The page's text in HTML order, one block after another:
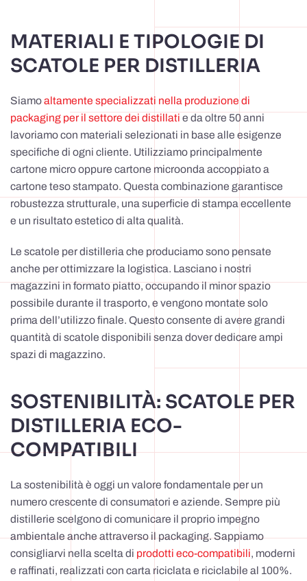
MATERIALI E TIPOLOGIE DI
SCATOLE PER DISTILLERIA
Siamoaltamente specializzati nella produzione di
packaging per il settore dei distillati e da oltre 50 anni
lavoriamo con materiali selezionati in base alle esigenze
specifiche di ogni cliente. Utilizziamo principalmente
cartone micro oppure cartone microonda accoppiato a
cartone teso stampato. Questa combinazione garantisce
robustezza strutturale, una superficie di stampa eccellente
e un risultato estetico di alta qualità.
Le scatole per distilleria che produciamo sono pensate
anche per ottimizzare la logistica. Lasciano i nostri
magazzini in formato piatto, occupando il minor spazio
possibile durante il trasporto, e vengono montate solo
prima dell’utilizzo finale. Questo consente di avere grandi
quantità di scatole disponibili senza dover dedicare ampi
spazi di magazzino.
SOSTENIBILITÀ: SCATOLE PER
DISTILLERIA ECO-
COMPATIBILI
La sostenibilità è oggi un valore fondamentale per un
numero crescente di consumatori e aziende. Sempre più
distillerie scelgono di comunicare il proprio impegno
ambientale anche attraverso il packaging. Sappiamo
consigliarvi nella scelta di prodotti eco-compatibili, moderni
e raffinati, realizzati con carta riciclata e riciclabile al 100%.